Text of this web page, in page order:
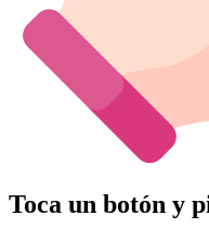
Toca un botón y